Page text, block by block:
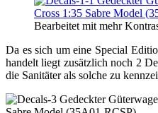
Bearbeitet mit mehr
Da es sich um eine Special
handelt liegt zusätzlich noch 2
die Sanitäter als solche zu